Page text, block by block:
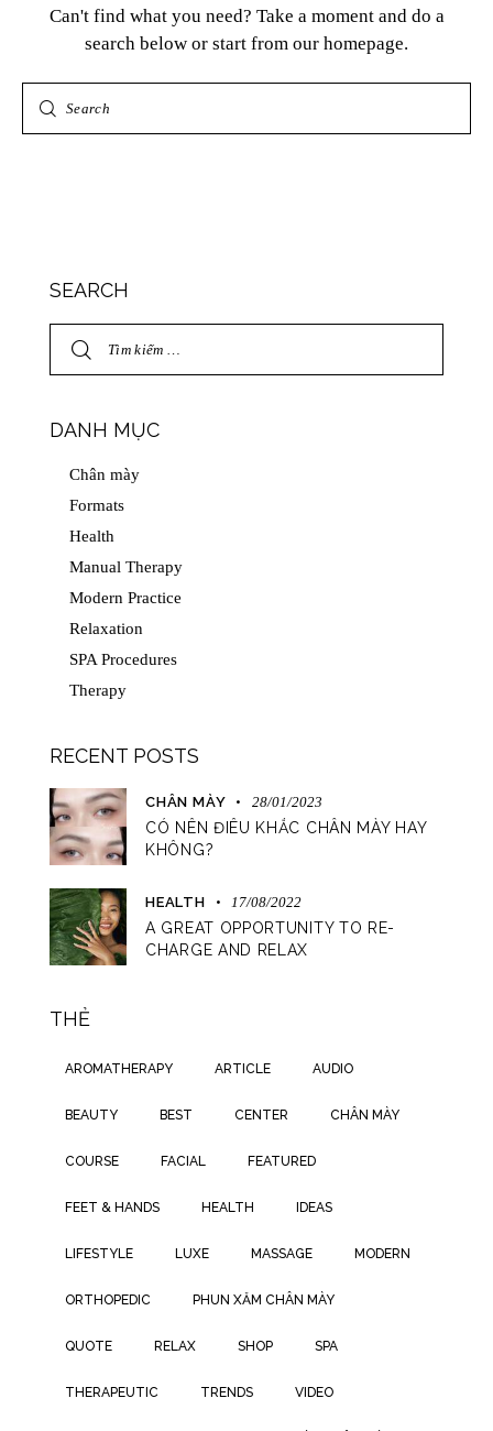
Can't find what you need? Take a moment and do a
search below or start from our homepage.
SEARCH
DANH MỤC
Chân mày
Formats
Health
Manual Therapy
Modern Practice
Relaxation
SPA Procedures
Therapy
RECENT POSTS
CHÂN MÀY 28/01/2023
CÓ NÊN ĐIÊU KHẮC CHÂN MÀY HAY
KHÔNG?
HEALTH 17/08/2022
A GREAT OPPORTUNITY TO RE-
CHARGE AND RELAX
THẺ
AROMATHERAPY ARTICLE AUDIO
BEAUTY BEST CENTER CHÂN MÀY
COURSE FACIAL FEATURED
FEET & HANDS HEALTH IDEAS
LIFESTYLE LUXE MASSAGE MODERN
ORTHOPEDIC PHUN XĂM CHÂN MÀY
QUOTE RELAX SHOP SPA
THERAPEUTIC TRENDS VIDEO